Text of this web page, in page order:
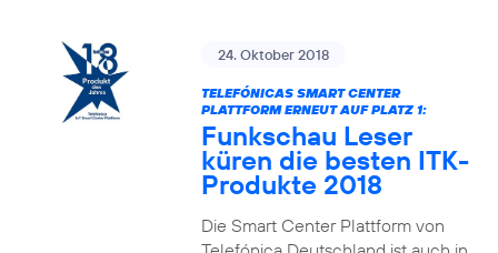
24. Oktober 2018
TELEFÓNICAS SMART CENTER
PLATTFORM ERNEUT AUF PLATZ 1:
Funkschau Leser
küren die besten ITK-
Produkte 2018
Die Smart Center Plattform von